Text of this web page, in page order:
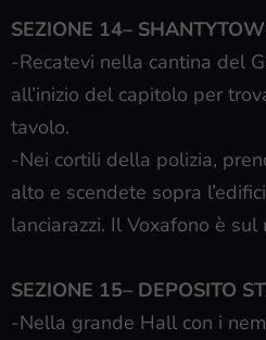
SEZIONE 14–
-Recatevi nella cantina del
all’inizio del capitolo per
tavolo.
-Nei cortili della polizia,
alto e scendete sopra
lanciarazzi. Il Voxafono è sul
SEZIONE 15– DEPOSITO
-Nella grande Hall con i